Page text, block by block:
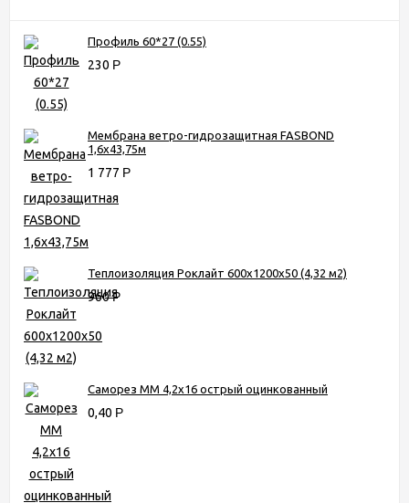
Профиль 60*27 (0.55)
230 Р
Мембрана ветро-гидрозащитная FASBOND
1,6х43,75м
1 777 Р
Теплоизоляция Роклайт 600х1200х50 (4,32 м2)
960Р
Саморез ММ 4,2х16 острый оцинкованный
0,40 Р